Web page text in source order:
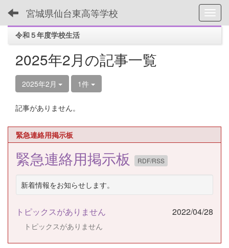
宮城県仙台東高等学校
令和５年度学校生活
2025年2月の記事一覧
2025年2月 1件
記事がありません。
緊急連絡用掲示板
緊急連絡用掲示板 RDF/RSS
新着情報をお知らせします。
トピックスがありません 2022/04/28
トピックスがありません